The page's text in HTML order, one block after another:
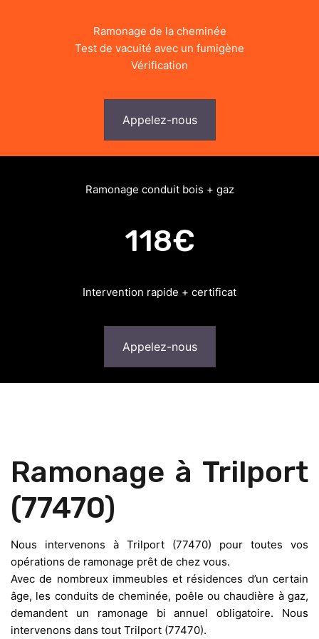
Ramonage de la cheminée
Test de vacuité avec un fumigène
Vérification
Appelez-nous
Ramonage conduit bois + gaz
118€
Intervention rapide + certificat
Appelez-nous
Ramonage à Trilport
(77470)
Nous intervenons à Trilport (77470) pour toutes vos
opérations de ramonage prêt de chez vous.
Avec de nombreux immeubles et résidences d’un certain
âge, les conduits de cheminée, poêle ou chaudière à gaz,
demandent un ramonage bi annuel obligatoire. Nous
intervenons dans tout Trilport (77470).